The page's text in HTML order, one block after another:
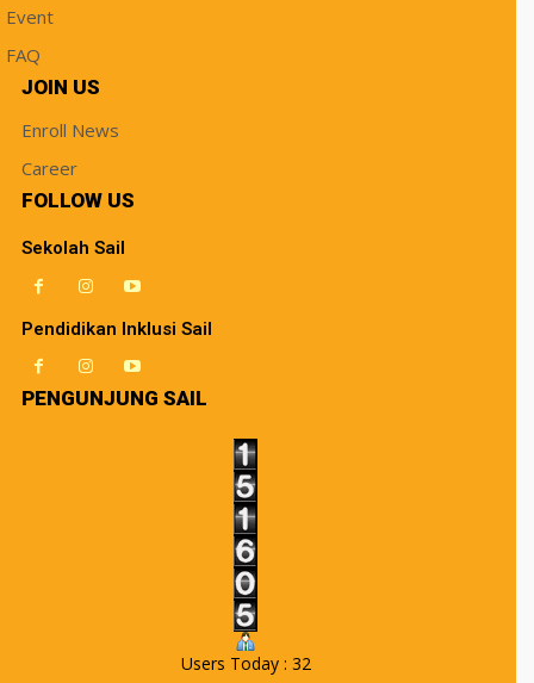
Event
FAQ
JOIN US
Enroll News
Career
FOLLOW US
Sekolah Sail
Pendidikan Inklusi Sail
PENGUNJUNG SAIL
Users Today : 32